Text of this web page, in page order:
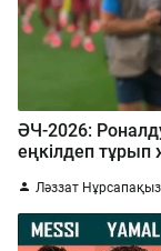
ӘЧ-2026:
еңкілдеп
Ләззат